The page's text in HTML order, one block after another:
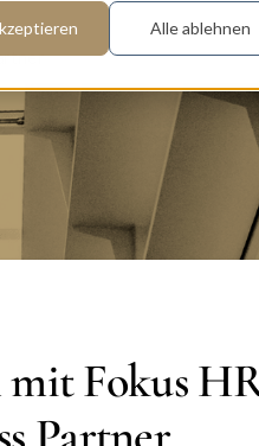
Alle ablehnen
Fokus